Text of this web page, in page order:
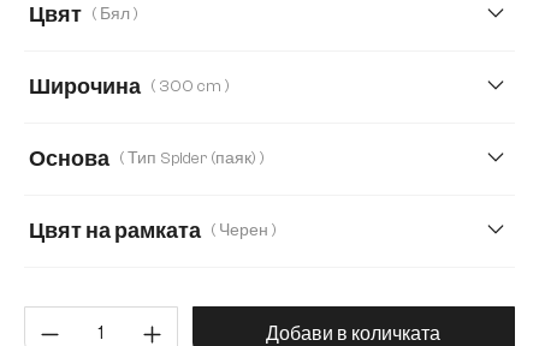
Цвят ( Бял )
Широчина ( 300 cm )
Основа ( Тип Spider (паяк) )
Цвят на рамката ( Черен )
Количество на продукта:
Добави в количката